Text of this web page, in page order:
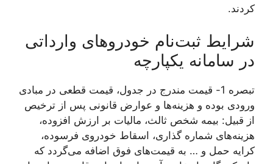
کردند.
شرایط ثبت‌نام خودروهای وارداتی
در سامانه یکپارچه
تبصره 1- قیمت مندرج در جدول، قیمت قطعی در مبادی
ورودی بوده و هزینه‌ها و عوارض قانونی پس از ترخیص
از قبیل: بیمه شخص ثالث، مالیات بر ارزش افزوده،
هزینه‌های شماره گذاری، اسقاط خودروی فرسوده،
کرایه حمل و … به قیمت‌های فوق اضافه می‌گردد که